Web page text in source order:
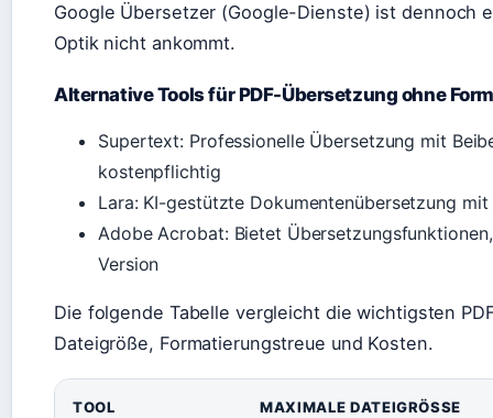
Google Übersetzer (Google-Dienste) ist dennoch
Optik nicht ankommt.
Alternative Tools für PDF-Übersetzung ohne
Supertext: Professionelle Übersetzung mit
kostenpflichtig
Lara: KI-gestützte Dokumentenübersetzung
Adobe Acrobat: Bietet
Version
Die folgende Tabelle vergleicht die wichtigsten
Dateigröße, Formatierungstreue und Kosten.
TOOL MAXIMALE DATEIGRÖSSE